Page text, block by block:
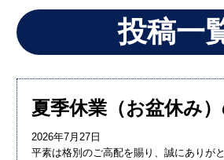
投稿一
夏季休業（お盆休み
2026年7月27日
平素は格別のご高配を賜り、誠にありが